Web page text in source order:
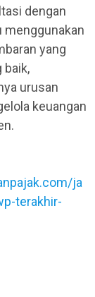
dengan
menggunakan
yang
baik,
urusan
keuangan
ja
terakhir-